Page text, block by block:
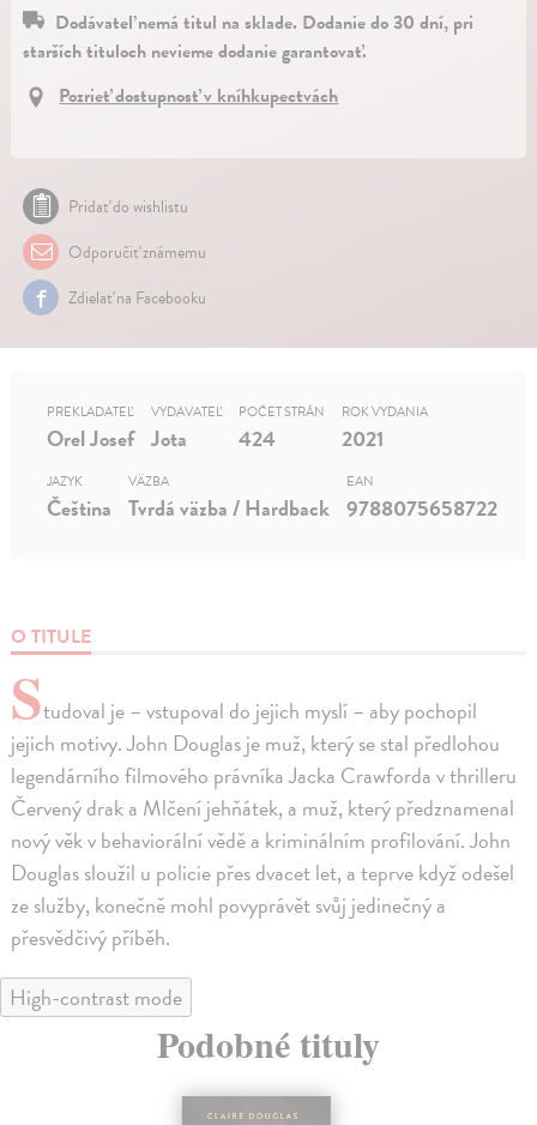
Dodávateľ nemá titul na sklade. Dodanie do 30 dní, pri
starších tituloch nevieme dodanie garantovať.
Pozrieť dostupnosť v kníhkupectvách
Pridať do wishlistu
Odporučiť známemu
Zdielať na Facebooku
O TITULE
Studoval je – vstupoval do jejich myslí – aby pochopil
jejich motivy. John Douglas je muž, který se stal předlohou
legendárního filmového právníka Jacka Crawforda v thrilleru
Červený drak a Mlčení jehňátek, a muž, který předznamenal
nový věk v behaviorální vědě a kriminálním profilování. John
Douglas sloužil u policie přes dvacet let, a teprve když odešel
ze služby, konečně mohl povyprávět svůj jedinečný a
přesvědčivý příběh.
PREKLADATEĽ
Orel Josef
VYDAVATEĽ
Jota
POČET STRÁN
424
ROK VYDANIA
2021
JAZYK
Čeština
VÄZBA
Tvrdá väzba / Hardback
EAN
9788075658722
High-contrast mode
Podobné tituly